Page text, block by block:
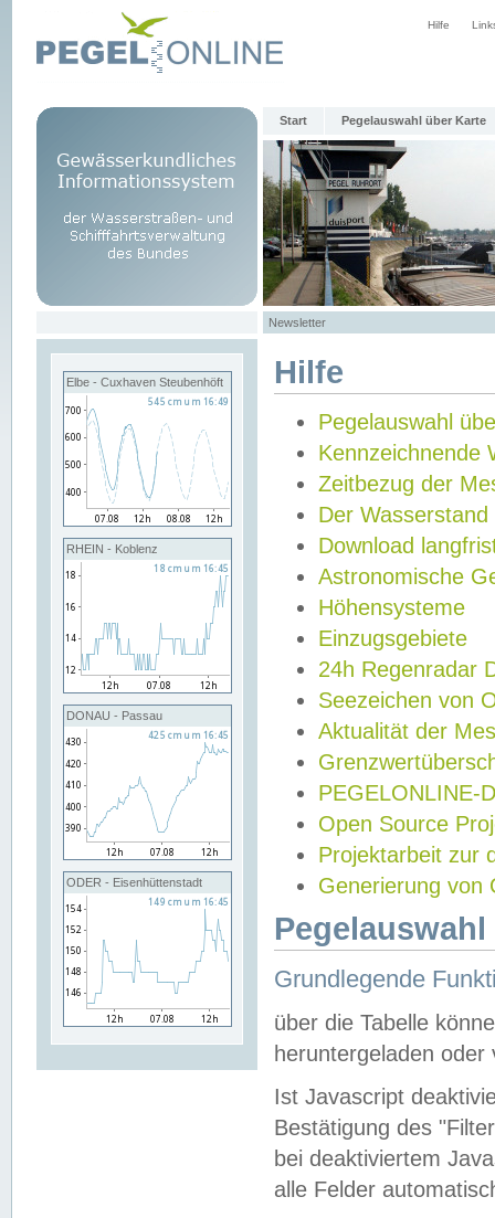
Hilfe
Start Pegelauswahl über Karte
Newsletter
Elbe - Cuxhaven Steubenhöft
RHEIN - Koblenz
DONAU - Passau
ODER - Eisenhüttenstadt
Hilfe
Pegelauswahl
Kennzeichnende
Zeitbezug der
Der Wasserstand
Download
Astronomische
Höhensysteme
Einzugsgebiete
24h Regenradar
Seezeichen von
Aktualität der
PEGELONLINE-
Open Source
Projektarbeit zur
Generierung von
Grundlegende
über die Tabelle
heruntergeladen oder
Ist Javascript
Bestätigung des
bei deaktiviertem
alle Felder